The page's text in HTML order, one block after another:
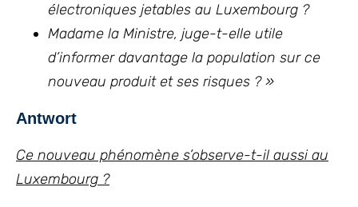
électroniques jetables au Luxembourg ?
Madame la Ministre, juge-t-elle utile
d’informer davantage la population sur ce
nouveau produit et ses risques ? »
Antwort
Ce nouveau phénomène s’observe-t-il aussi au
Luxembourg ?